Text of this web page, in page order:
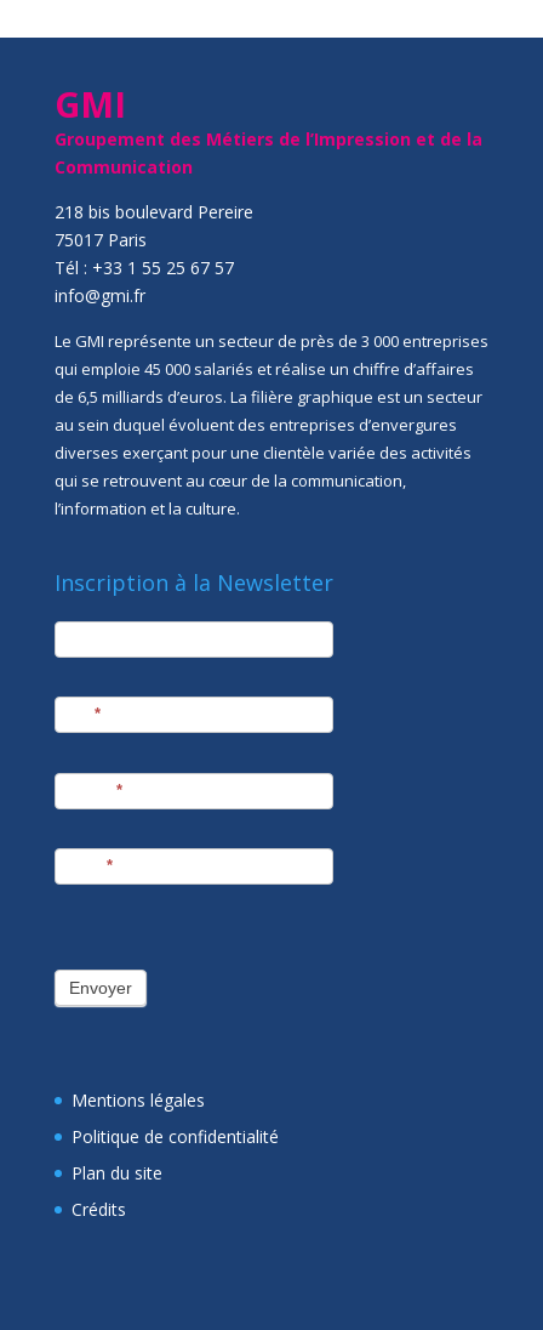
GMI
Groupement des Métiers de l’Impression et de la
Communication
218 bis boulevard Pereire
75017 Paris
Tél : +33 1 55 25 67 57
info@gmi.fr
Le GMI représente un secteur de près de 3 000 entreprises
qui emploie 45 000 salariés et réalise un chiffre d’affaires
de 6,5 milliards d’euros. La filière graphique est un secteur
au sein duquel évoluent des entreprises d’envergures
diverses exerçant pour une clientèle variée des activités
qui se retrouvent au cœur de la communication,
l’information et la culture.
Inscription à la Newsletter
newsletter
*
*
*
Envoyer
Mentions légales
Politique de confidentialité
Plan du site
Crédits